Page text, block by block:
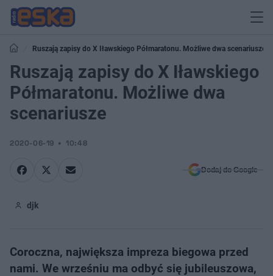
Ruszają zapisy do X Iławskiego Półmaratonu. Możliwe dwa scenariusze
Ruszają zapisy do X Iławskiego
Półmaratonu. Możliwe dwa
scenariusze
2020-06-19 10:48
Dodaj do Google
djk
Coroczna, największa impreza biegowa przed
nami. We wrześniu ma odbyć się jubileuszowa,